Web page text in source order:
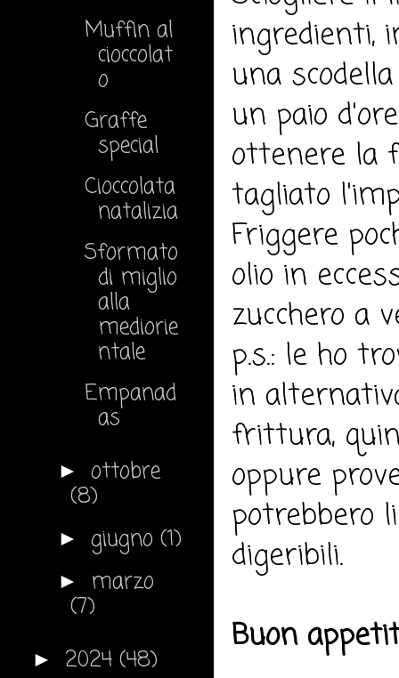
ingredienti,
una
un paio
ottenere la
tagliato
Friggere
olio in
zucchero a
p.s.: le ho
in
frittura,
oppure
potrebbero
digeribili.
Buon
Muffin al
cioccolat
o
Graffe
special
Cioccolata
natalizia
Sformato
di miglio
alla
mediorie
ntale
Empanad
as
► ottobre
(8)
► giugno (1)
► marzo
(7)
► 2024 (48)